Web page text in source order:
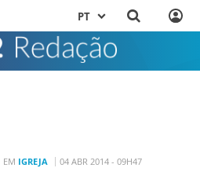
PT
EM IGREJA 04 ABR 2014 - 09H47